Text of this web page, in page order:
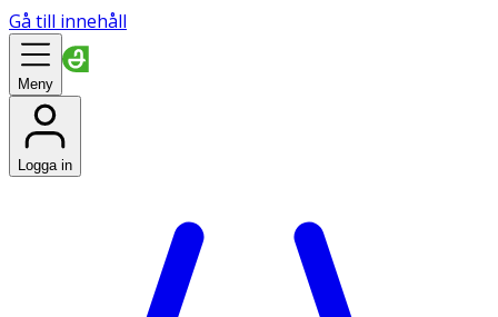
Gå till innehåll
Meny
Logga in